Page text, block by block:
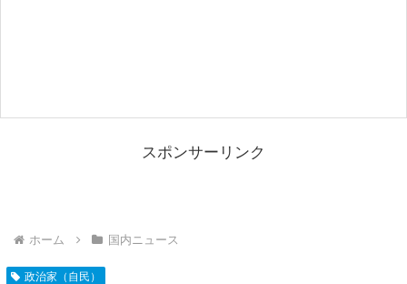
スポンサーリンク
ホーム 国内ニュース
政治家（自民）